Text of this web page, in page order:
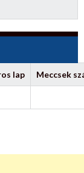
lap Meccsek